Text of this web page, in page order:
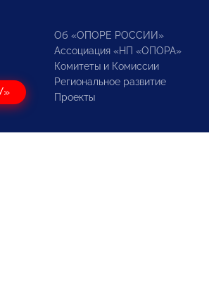
Об «ОПОРЕ РОССИИ»
Ассоциация «НП «ОПОРА»
Комитеты и Комиссии
Региональное развитие
Проекты